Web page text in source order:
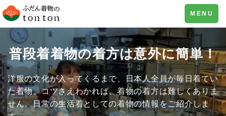
Toggle
navigation
MENU
普段着着物の着方は意外に簡単！
洋服の文化が入ってくるまで、日本人全員が毎日着てい
た着物。コツさえわかれば、着物の着方は難しくありま
せん。日常の生活着としての着物の情報をご紹介しま